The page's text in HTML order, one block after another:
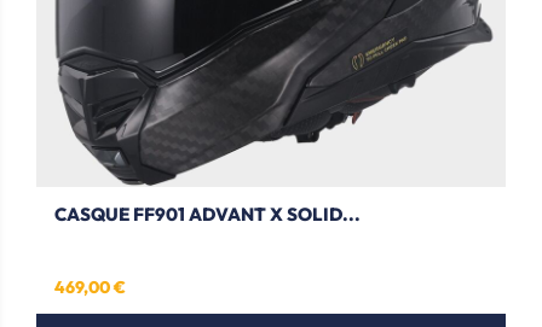
CASQUE FF901 ADVANT X SOLID...
Prix
469,00 €